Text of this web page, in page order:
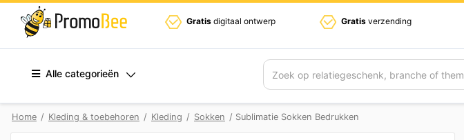
Gratis digitaal ontwerp Gratis verzending
Alle categorieën Zoek
Home / Kleding & toebehoren / Kleding / Sokken / Sublimatie Sokken Bedrukken